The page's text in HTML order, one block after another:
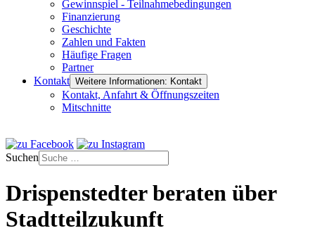
Gewinnspiel - Teilnahmebedingungen
Finanzierung
Geschichte
Zahlen und Fakten
Häufige Fragen
Partner
Kontakt Weitere Informationen: Kontakt
Kontakt, Anfahrt & Öffnungszeiten
Mitschnitte
Suchen
Drispenstedter beraten über
Stadtteilzukunft